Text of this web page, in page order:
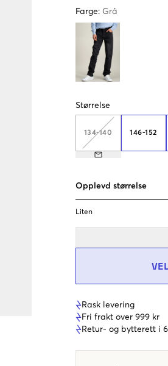
Farge: Grå
Størrelse
134-140 146-152
Opplevd størrelse
Liten
Rask levering
Fri frakt over 999 kr
Retur- og bytterett i